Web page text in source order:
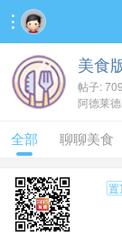

美食
帖子:
全部 聊聊美食
置